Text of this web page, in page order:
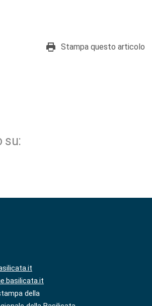
Stampa questo articolo
su:
della